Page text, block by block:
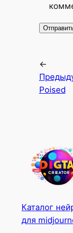
←
Poised
Каталог
для